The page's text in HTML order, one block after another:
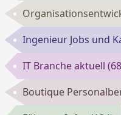
Ingenieur Jobs und
IT Branche aktuell
Boutique